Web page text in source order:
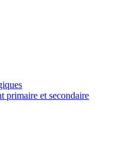
primaire et secondaire